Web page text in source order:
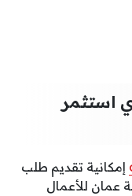
استثمر
إمكانية تقديم طلب
عمان للأعمال